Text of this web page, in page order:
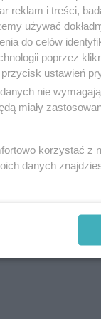
całkowite
roku to
m2) i Skylight
co jest
biurowej
silnego
reklam i treści,
używać
do celów
poprzez
ustawień
nie
miały
korzystać z
danych